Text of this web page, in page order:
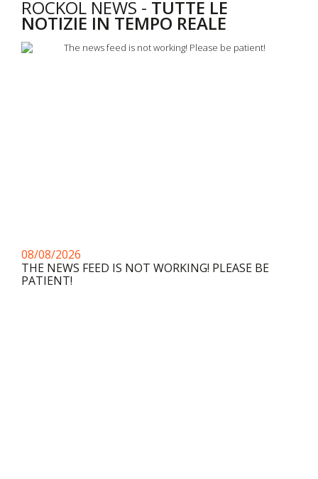
ROCKOL NEWS - TUTTE LE
NOTIZIE IN TEMPO REALE
08/08/2026
THE NEWS FEED IS NOT WORKING! PLEASE BE
PATIENT!